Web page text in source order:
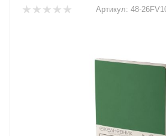
Артикул: 48-